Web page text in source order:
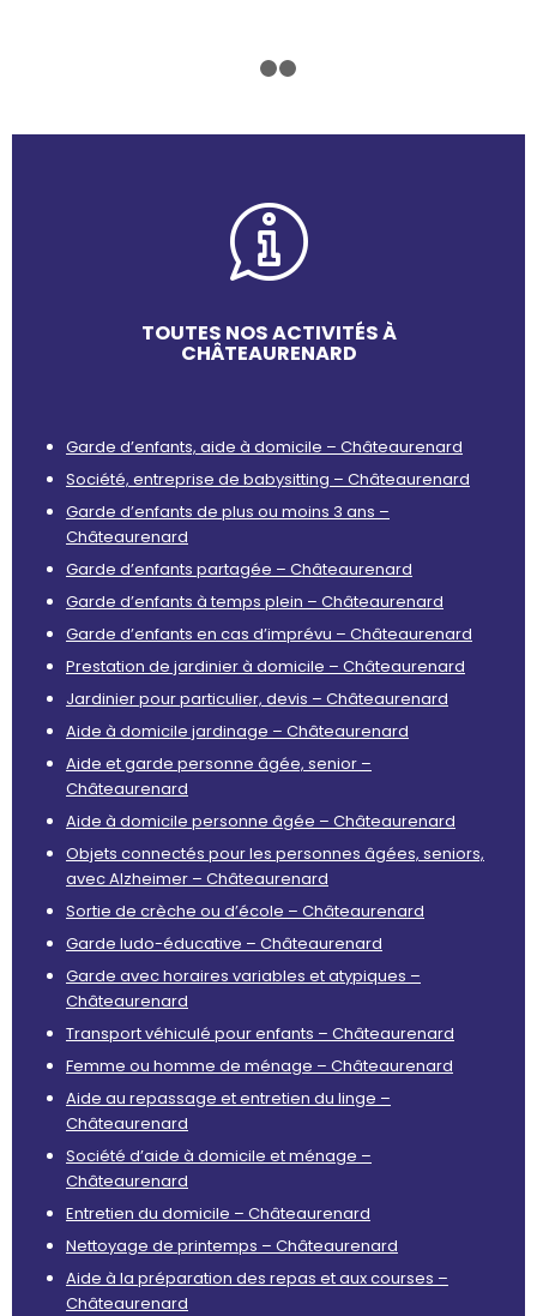
TOUTES NOS ACTIVITÉS À
CHÂTEAURENARD
Garde d’enfants, aide à domicile – Châteaurenard
Société, entreprise de babysitting – Châteaurenard
Garde d’enfants de plus ou moins 3 ans –
Châteaurenard
Garde d’enfants partagée – Châteaurenard
Garde d’enfants à temps plein – Châteaurenard
Garde d’enfants en cas d’imprévu – Châteaurenard
Prestation de jardinier à domicile – Châteaurenard
Jardinier pour particulier, devis – Châteaurenard
Aide à domicile jardinage – Châteaurenard
Aide et garde personne âgée, senior –
Châteaurenard
Aide à domicile personne âgée – Châteaurenard
Objets connectés pour les personnes âgées, seniors,
avec Alzheimer – Châteaurenard
Sortie de crèche ou d’école – Châteaurenard
Garde ludo-éducative – Châteaurenard
Garde avec horaires variables et atypiques –
Châteaurenard
Transport véhiculé pour enfants – Châteaurenard
Femme ou homme de ménage – Châteaurenard
Aide au repassage et entretien du linge –
Châteaurenard
Société d’aide à domicile et ménage –
Châteaurenard
Entretien du domicile – Châteaurenard
Nettoyage de printemps – Châteaurenard
Aide à la préparation des repas et aux courses –
Châteaurenard